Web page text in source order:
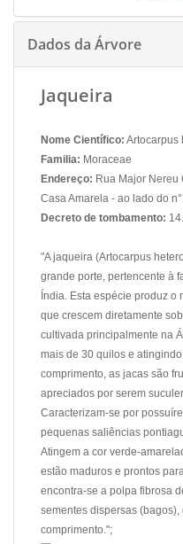
Dados da Árvore
Jaqueira
Nome Científico: Artocarpus
Familia: Moraceae
Endereço: Rua Major Nereu
Casa Amarela - ao lado do
Decreto de tombamento:
"A jaqueira (Artocarpus
grande porte, pertencente à
Índia. Esta espécie produz o
que crescem diretamente
cultivada principalmente na
mais de 30 quilos e
comprimento, as jacas são
apreciados por serem
Caracterizam-se por
pequenas saliências
Atingem a cor verde-
estão maduros e prontos
encontra-se a polpa fibrosa
sementes dispersas
comprimento.";